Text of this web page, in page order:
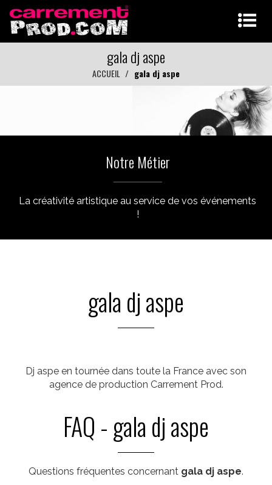
gala dj aspe
ACCUEIL gala dj aspe
Notre Métier
La créativité artistique au service de vos événements
!
gala dj aspe
Dj aspe en tournée dans toute la France avec son
agence de production Carrement Prod.
FAQ - gala dj aspe
Questions fréquentes concernant gala dj aspe.